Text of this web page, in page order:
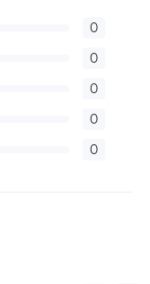
0
0
0
0
0